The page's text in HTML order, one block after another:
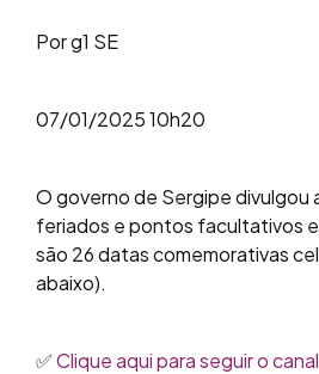
Por g1 SE
07/01/2025 10h20
O governo de Sergipe divulgou
feriados e pontos facultativos
são 26 datas comemorativas
abaixo).
✅Clique aqui para seguir o